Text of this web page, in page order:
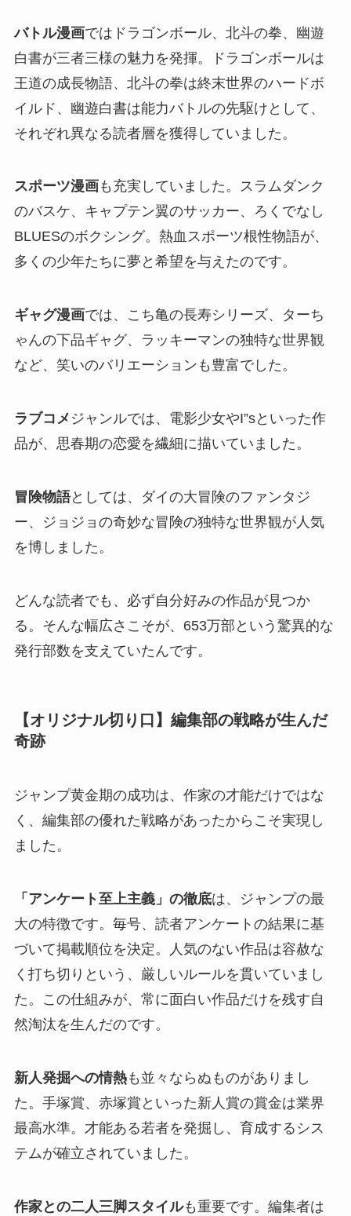
バトル漫画ではドラゴンボール、北斗の拳、幽遊
白書が三者三様の魅力を発揮。ドラゴンボールは
王道の成長物語、北斗の拳は終末世界のハードボ
イルド、幽遊白書は能力バトルの先駆けとして、
それぞれ異なる読者層を獲得していました。
スポーツ漫画も充実していました。スラムダンク
のバスケ、キャプテン翼のサッカー、ろくでなし
BLUESのボクシング。熱血スポーツ根性物語が、
多くの少年たちに夢と希望を与えたのです。
ギャグ漫画では、こち亀の長寿シリーズ、ターち
ゃんの下品ギャグ、ラッキーマンの独特な世界観
など、笑いのバリエーションも豊富でした。
ラブコメ ジャンルでは、電影少女やI”sといった作
品が、思春期の恋愛を繊細に描いていました。
冒険物語としては、ダイの大冒険のファンタジ
ー、ジョジョの奇妙な冒険の独特な世界観が人気
を博しました。
どんな読者でも、必ず自分好みの作品が見つか
る。そんな幅広さこそが、653万部という驚異的な
発行部数を支えていたんです。
【オリジナル切り口】編集部の戦略が生んだ
奇跡
ジャンプ黄金期の成功は、作家の才能だけではな
く、編集部の優れた戦略があったからこそ実現し
ました。
「アンケート至上主義」の徹底は、ジャンプの最
大の特徴です。毎号、読者アンケートの結果に基
づいて掲載順位を決定。人気のない作品は容赦な
く打ち切りという、厳しいルールを貫いていまし
た。この仕組みが、常に面白い作品だけを残す自
然淘汰を生んだのです。
新人発掘への情熱も並々ならぬものがありまし
た。手塚賞、赤塚賞といった新人賞の賞金は業界
最高水準。才能ある若者を発掘し、育成するシス
テムが確立されていました。
作家との二人三脚スタイルも重要です。編集者は